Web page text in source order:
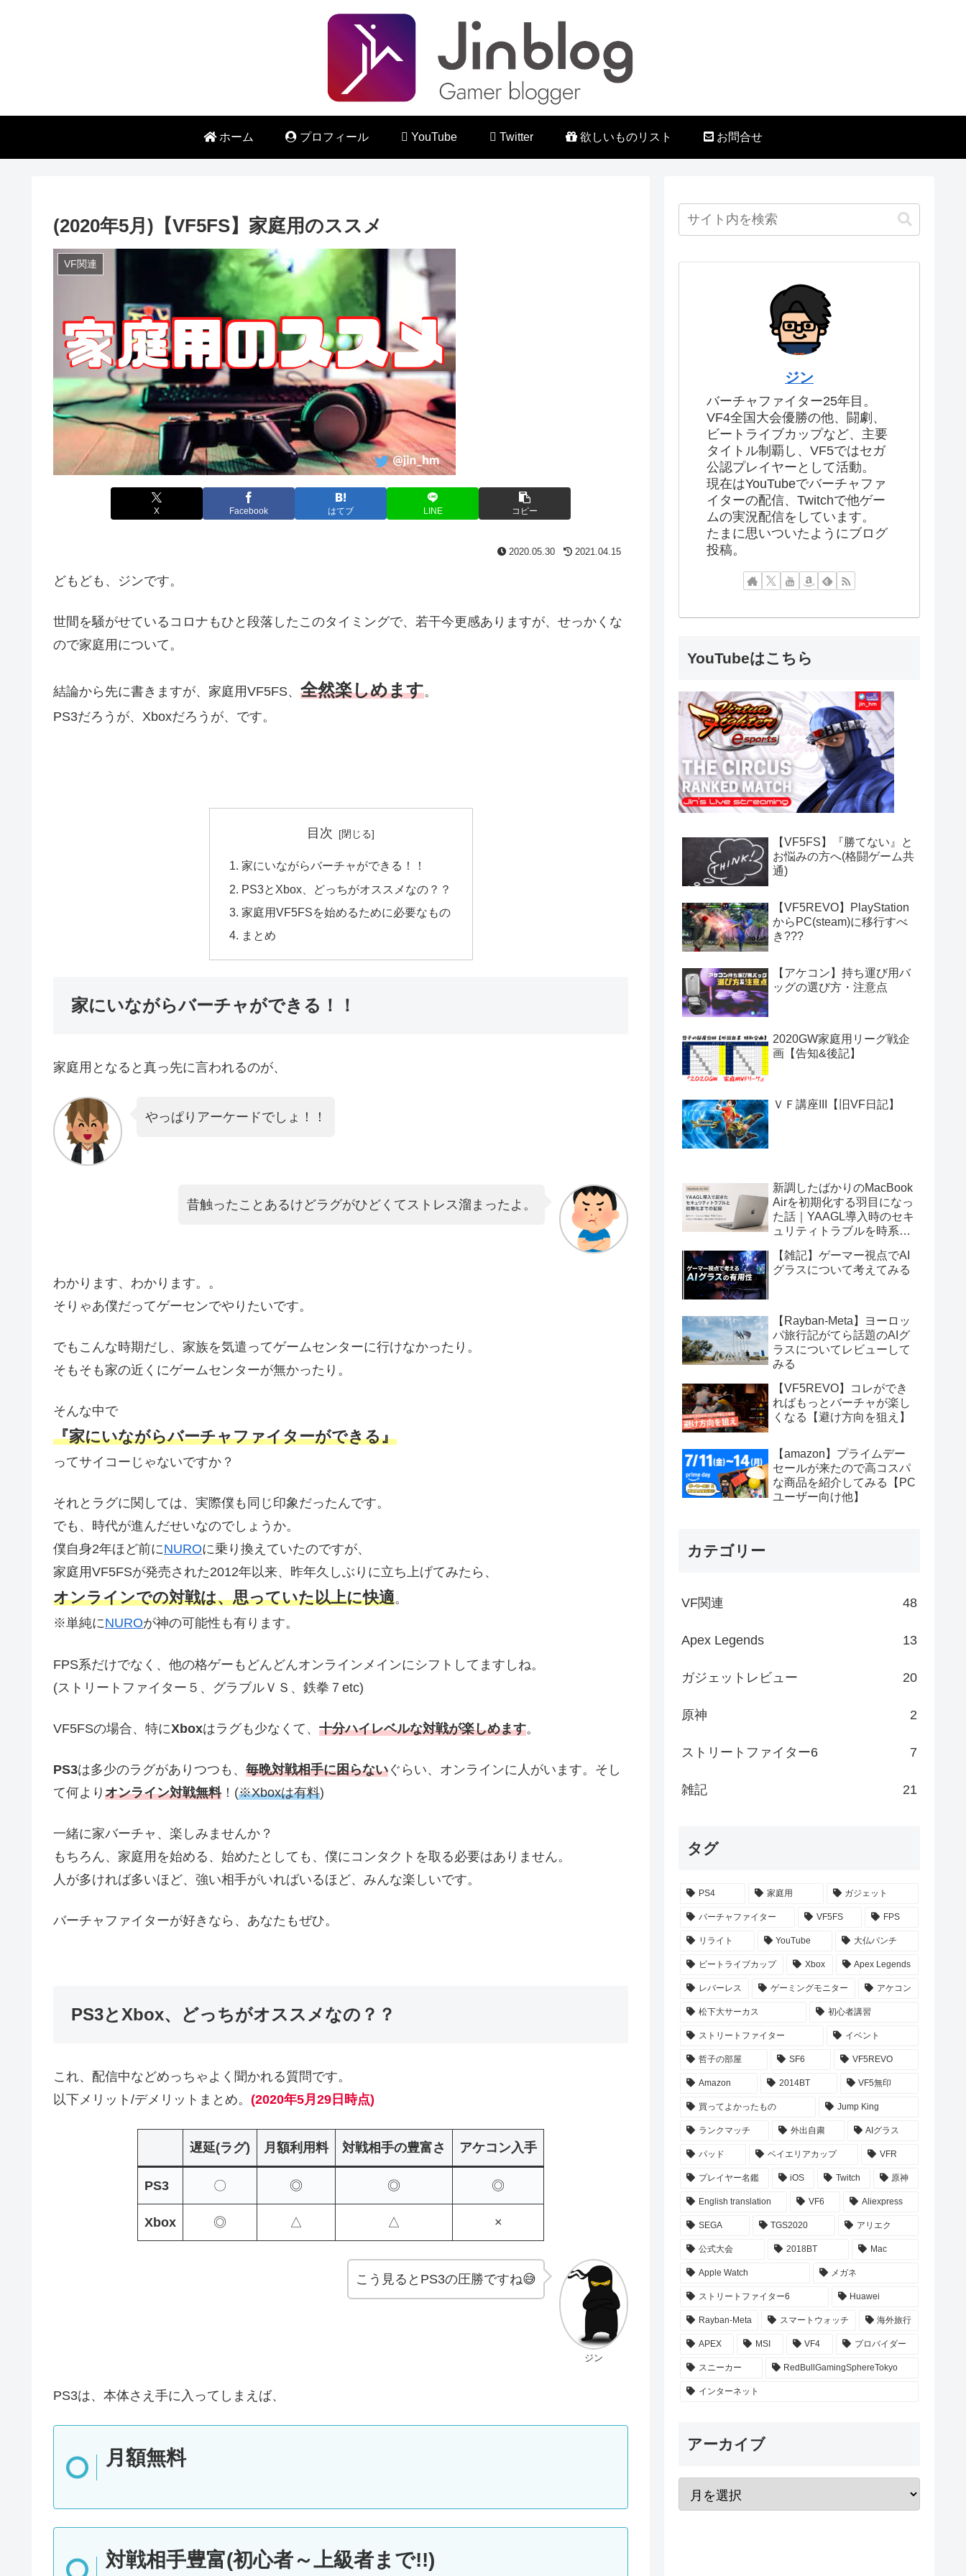
ホーム プロフィール YouTube Twitter 欲しいものリスト お問合せ
(2020年5月)【VF5FS】家庭用のススメ
VF関連
X Facebook はてブ LINE コピー
2020.05.30 2021.04.15
どもども、ジンです。
世間を騒がせているコロナもひと段落したこのタイミングで、若干今更感ありますが、せっかくな
ので家庭用について。
結論から先に書きますが、家庭用VF5FS、 全然楽しめます。
PS3だろうが、Xboxだろうが、です。
目次
家にいながらバーチャができる！！
PS3とXbox、どっちがオススメなの？？
家庭用VF5FSを始めるために必要なもの
まとめ
家にいながらバーチャができる！！
家庭用となると真っ先に言われるのが、
やっぱりアーケードでしょ！！
昔触ったことあるけどラグがひどくてストレス溜まったよ。
わかります、わかります。。
そりゃあ僕だってゲーセンでやりたいです。
でもこんな時期だし、家族を気遣ってゲームセンターに行けなかったり。
そもそも家の近くにゲームセンターが無かったり。
そんな中で
『家にいながらバーチャファイターができる』
ってサイコーじゃないですか？
それとラグに関しては、実際僕も同じ印象だったんです。
でも、時代が進んだせいなのでしょうか。
僕自身2年ほど前にNUROに乗り換えていたのですが、
家庭用VF5FSが発売された2012年以来、昨年久しぶりに立ち上げてみたら、
オンラインでの対戦は、思っていた以上に快適。
※単純にNUROが神の可能性も有ります。
FPS系だけでなく、他の格ゲーもどんどんオンラインメインにシフトしてますしね。
(ストリートファイター５、グラブルＶＳ、鉄拳７etc)
VF5FSの場合、特にXboxはラグも少なくて、 十分ハイレベルな対戦が楽しめます。
PS3は多少のラグがありつつも、 毎晩対戦相手に困らない ぐらい、オンラインに人がいます。そし
て何より オンライン対戦無料！(※Xboxは有料)
一緒に家バーチャ、楽しみませんか？
もちろん、家庭用を始める、始めたとしても、僕にコンタクトを取る必要はありません。
人が多ければ多いほど、強い相手がいればいるほど、みんな楽しいです。
バーチャファイターが好きなら、あなたもぜひ。
PS3とXbox、どっちがオススメなの？？
これ、配信中などめっちゃよく聞かれる質問です。
以下メリット/デメリットまとめ。 (2020年5月29日時点)
遅延(ラグ) 月額利用料 対戦相手の豊富さ アケコン入手
PS3 〇 ◎ ◎ ◎
Xbox ◎ △ △ ×
ジン
こう見るとPS3の圧勝ですね😅
PS3は、本体さえ手に入ってしまえば、
月額無料
対戦相手豊富(初心者～上級者まで!!)
ジン
バーチャファイター25年目。
VF4全国大会優勝の他、闘劇、
ビートライブカップなど、主要
タイトル制覇し、VF5ではセガ
公認プレイヤーとして活動。
現在はYouTubeでバーチャファ
イターの配信、Twitchで他ゲー
ムの実況配信をしています。
たまに思いついたようにブログ
投稿。
YouTubeはこちら
【VF5FS】『勝てない』と
お悩みの方へ(格闘ゲーム共
通)
【VF5REVO】PlayStation
からPC(steam)に移行すべ
き???
【アケコン】持ち運び用バ
ッグの選び方・注意点
2020GW家庭用リーグ戦企
画【告知&後記】
ＶＦ講座III【旧VF日記】
新調したばかりのMacBook
Airを初期化する羽目になっ
た話｜YAAGL導入時のセキ
ュリティトラブルを時系列
【雑記】ゲーマー視点でAI
グラスについて考えてみる
【Rayban-Meta】ヨーロッ
パ旅行記がてら話題のAIグ
ラスについてレビューして
みる
【VF5REVO】コレができ
ればもっとバーチャが楽し
くなる【避け方向を狙え】
【amazon】プライムデー
セールが来たので高コスパ
な商品を紹介してみる【PC
ユーザー向け他】
カテゴリー
VF関連 48
Apex Legends 13
ガジェットレビュー 20
原神 2
ストリートファイター6 7
雑記 21
タグ
PS4 家庭用 ガジェット
バーチャファイター VF5FS FPS
リライト YouTube 大仏パンチ
ビートライブカップ Xbox Apex Legends
レバーレス ゲーミングモニター アケコン
松下大サーカス 初心者講習
ストリートファイター イベント
哲子の部屋 SF6 VF5REVO
Amazon 2014BT VF5無印
買ってよかったもの Jump King
ランクマッチ 外出自粛 AIグラス
パッド ベイエリアカップ VFR
プレイヤー名鑑 iOS Twitch 原神
English translation VF6 Aliexpress
SEGA TGS2020 アリエク
公式大会 2018BT Mac
Apple Watch メガネ
ストリートファイター6 Huawei
Rayban-Meta スマートウォッチ 海外旅行
APEX MSI VF4 プロバイダー
スニーカー RedBullGamingSphereTokyo
インターネット
アーカイブ